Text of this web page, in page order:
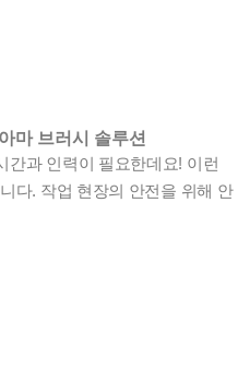
마 브러시 솔루션
간과 인력이 필요한데요! 이런
다. 작업 현장의 안전을 위해 안